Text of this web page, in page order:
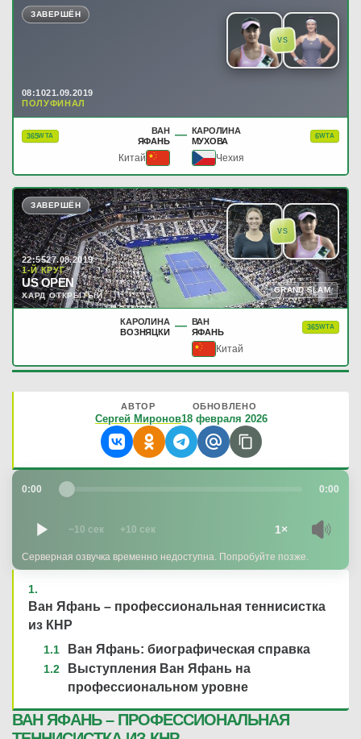
VS
ЗАВЕРШЁН
08:1021.09.2019
ПОЛУФИНАЛ
365WTA
ВАН
ЯФАНЬ — КАРОЛИНА
МУХОВА
6WTA
Китай Чехия
VS
ЗАВЕРШЁН
22:5527.08.2019
1-Й КРУГ
US OPEN
ХАРД ОТКРЫТЫЙ
GRAND SLAM
КАРОЛИНА
ВОЗНЯЦКИ — ВАН
ЯФАНЬ
365WTA
Китай
АВТОР
Сергей Миронов
ОБНОВЛЕНО
18 февраля 2026
0:00 0:00
−10 сек +10 сек 1×
Серверная озвучка временно недоступна. Попробуйте позже.
Ван Яфань – профессиональная теннисистка
из КНР
Ван Яфань: биографическая справка
Выступления Ван Яфань на
профессиональном уровне
ВАН ЯФАНЬ – ПРОФЕССИОНАЛЬНАЯ